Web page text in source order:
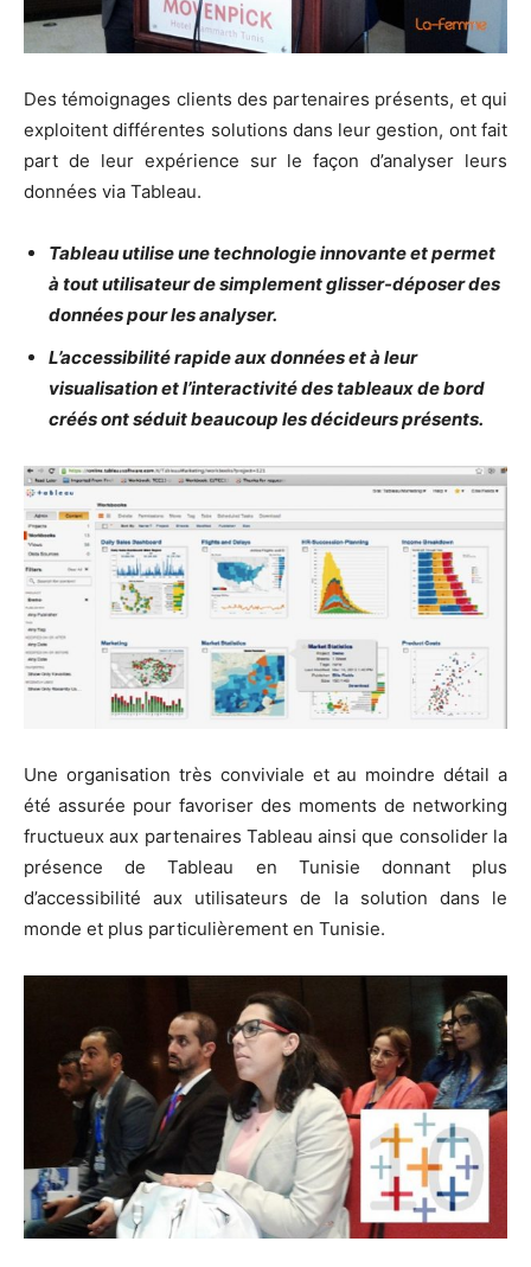
Des témoignages clients des partenaires présents, et qui
exploitent différentes solutions dans leur gestion, ont fait
part de leur expérience sur le façon d’analyser leurs
données via Tableau.
Tableau utilise une technologie innovante et permet
à tout utilisateur de simplement glisser-déposer des
données pour les analyser.
L’accessibilité rapide aux données et à leur
visualisation et l’interactivité des tableaux de bord
créés ont séduit beaucoup les décideurs présents.
Une organisation très conviviale et au moindre détail a
été assurée pour favoriser des moments de networking
fructueux aux partenaires Tableau ainsi que consolider la
présence de Tableau en Tunisie donnant plus
d’accessibilité aux utilisateurs de la solution dans le
monde et plus particulièrement en Tunisie.